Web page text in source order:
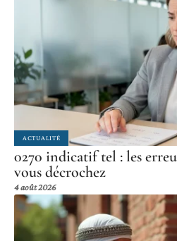
ACTUALITÉ
0270 indicatif tel : les
vous décrochez
4 août 2026